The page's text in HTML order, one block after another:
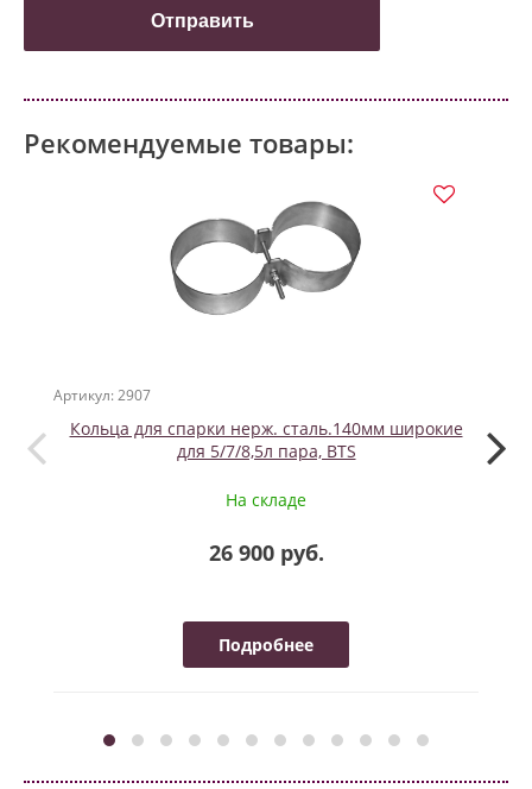
Рекомендуемые товары:
Артикул: 2907
Кольца для спарки нерж. сталь.140мм широкие
для 5/7/8,5л пара, BTS
На складе
26 900 руб.
Подробнее